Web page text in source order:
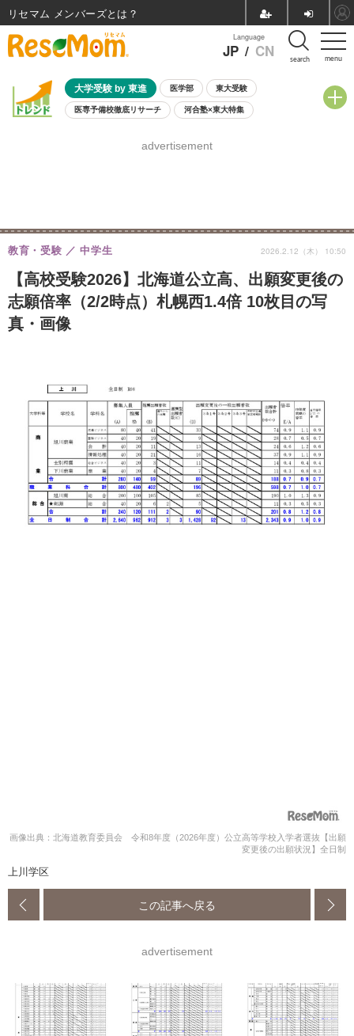
menu
Language
JP / CN search
大学受験 by 東進 医学部 東大受験
医専予備校徹底リサーチ 河合塾×東大特集
8月開催学校説明会・相談会
advertisement
【高校受験2026】北海道公立高、出願変更後の
志願倍率（2/2時点）札幌西1.4倍 10枚目の写
真・画像
教育・受験 中学生 2026.2.12（木） 10:50
画像出典：北海道教育委員会 令和8年度（2026年度）公立高等学校入学者選抜【出願
変更後の出願状況】全日制
上川学区
この記事へ戻る
advertisement
リセマム メンバーズ